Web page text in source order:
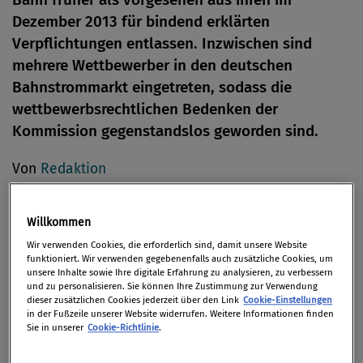
Dezember 2013 für bindend erklärten
Verpflichtungen entlassen. Inzwischen sind
mehrere Wettbewerber in den deutschen
Bahnstrommarkt eingetreten, sodass die
wettbewerbsrechtlichen Bedenken der
Kommission gegenstandslos geworden sind.
Von Redaktion
Im Dezember 2013 nahm die EU-Kommission
Verpflichtungsangebote der Deutsche Bahn
hinsichtlich ihres Preissystems für Bahnstrom in
Deutschland an. Bahnstrom, der für den Antrieb von
Willkommen
Wir verwenden Cookies, die erforderlich sind, damit unsere Website
funktioniert. Wir verwenden gegebenenfalls auch zusätzliche Cookies, um
unsere Inhalte sowie Ihre digitale Erfahrung zu analysieren, zu verbessern
und zu personalisieren. Sie können Ihre Zustimmung zur Verwendung
dieser zusätzlichen Cookies jederzeit über den Link Cookie-Einstellungen
in der Fußzeile unserer Website widerrufen. Weitere Informationen finden
Sie in unserer Cookie-Richtlinie.